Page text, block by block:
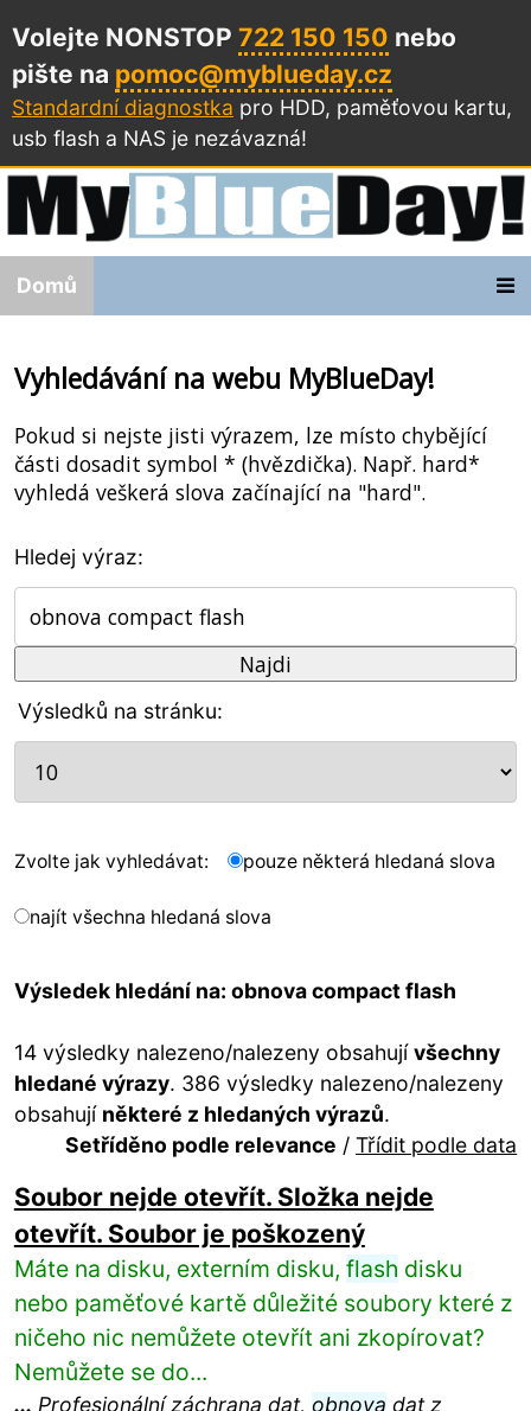
Volejte NONSTOP 722 150 150 nebo
pište na pomoc@myblueday.cz
Standardní diagnostka pro HDD, paměťovou kartu,
usb flash a NAS je nezávazná!
Domů
Vyhledávání na webu MyBlueDay!
Pokud si nejste jisti výrazem, lze místo chybějící
části dosadit symbol * (hvězdička). Např. hard*
vyhledá veškerá slova začínající na "hard".
Hledej výraz:
Výsledků na stránku:
Zvolte jak vyhledávat: pouze některá hledaná slova
najít všechna hledaná slova
Výsledek hledání na: obnova compact flash
14 výsledky nalezeno/nalezeny obsahujívšechny
hledané výrazy. 386 výsledky nalezeno/nalezeny
obsahují některé z hledaných výrazů.
Setříděno podle relevance /Třídit podle data
Soubor nejde otevřít. Složka nejde
otevřít. Soubor je poškozený
Máte na disku, externím disku, flash disku
nebo paměťové kartě důležité soubory které z
ničeho nic nemůžete otevřít ani zkopírovat?
Nemůžete se do...
... Profesionální záchrana dat, obnova dat z